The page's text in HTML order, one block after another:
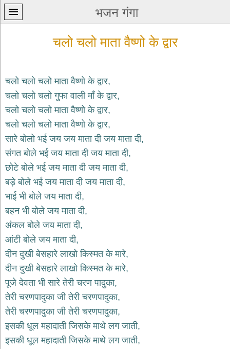
भजन गंगा
प्रथम
पन्ना
home
कृष्ण
भजन
krishna
bhajans
शिव
भजन
shiv
bhajans
हनुमान
भजन
hanuman
bhajans
साईं
भजन
sai
bhajans
जैन
भजन
jain
bhajans
चलो चलो माता वैष्णो के द्वार
चलो चलो चलो माता वैष्णो के द्वार,
चलो चलो चलो गुफा वाली माँ के द्वार,
चलो चलो चलो माता वैष्णो के द्वार,
चलो चलो चलो माता वैष्णो के द्वार,
सारे बोलो भई जय जय माता दी जय माता दी,
संगत बोले भई जय माता दी जय माता दी,
छोटे बोले भई जय माता दी जय माता दी,
बड़े बोले भई जय माता दी जय माता दी,
भाई भी बोले जय माता दी,
बहन भी बोले जय माता दी,
अंकल बोले जय माता दी,
आंटी बोले जय माता दी,
दीन दुखी बेसहारे लाखो किस्मत के मारे,
दीन दुखी बेसहारे लाखो किस्मत के मारे,
पूजे देवता भी सारे तेरी चरण पादुका,
तेरी चरणपादुका जी तेरी चरणपादुका,
तेरी चरणपादुका जी तेरी चरणपादुका,
इसकी धूल महादाती जिसके माथे लग जाती,
इसकी धूल महादाती जिसके माथे लग जाती,